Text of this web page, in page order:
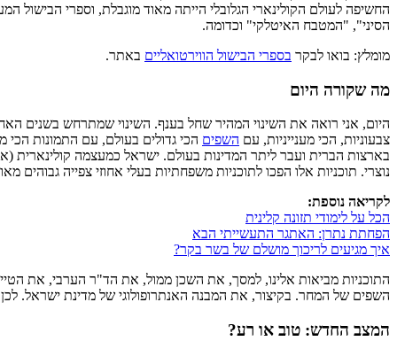
החשיפה לעולם הקולינארי הגלובלי הייתה מאוד מוגבלת, וספרי הבישול
הסיני", "המטבח האיטלקי" וכדומה.
מומלץ: בואו לבקר בספרי הבישול הווירטואליים באתר.
מה שקורה היום
היום, אני רואה את השינוי המהיר שחל בענף. השינוי שמתרחש בשנים
צבעוניות, הכי מענייניות, עם השפים הכי גדולים בעולם, עם התמונות
בארצות הברית ועבר ליתר המדינות בעולם. ישראל כמעצמה קולינארית
נוצרי. תוכניות אלו הפכו לתוכניות משפחתיות בעלי אחוזי צפייה
לקריאה נוספת:
הכל על לימודי תזונה קלינית
הפחתת נתרן: האתגר התעשייתי הבא
איך מגיעים לריכוך מושלם של בשר בקר?
התוכניות מביאות אלינו, למסך, את השכן ממול, את הד"ר הערבי, את
השפים של המחר. בקיצור, את המבנה האנתרופולוגי של מדינת ישראל.
המצב החדש: טוב או רע?